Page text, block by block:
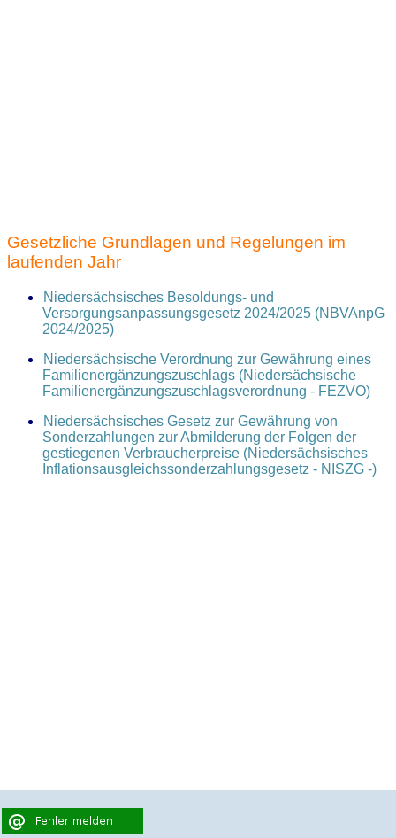
Gesetzliche Grundlagen und Regelungen im
laufenden Jahr
Niedersächsisches Besoldungs- und
Versorgungsanpassungsgesetz 2024/2025 (NBVAnpG
2024/2025)
Niedersächsische Verordnung zur Gewährung eines
Familienergänzungszuschlags (Niedersächsische
Familienergänzungszuschlagsverordnung - FEZVO)
Niedersächsisches Gesetz zur Gewährung von
Sonderzahlungen zur Abmilderung der Folgen der
gestiegenen Verbraucherpreise (Niedersächsisches
Inflationsausgleichssonderzahlungsgesetz - NISZG -)